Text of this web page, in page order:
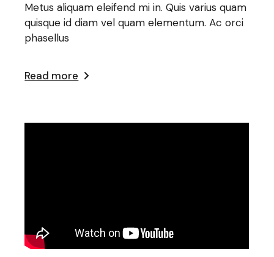
Metus aliquam eleifend mi in. Quis varius quam
quisque id diam vel quam elementum. Ac orci
phasellus
Read more